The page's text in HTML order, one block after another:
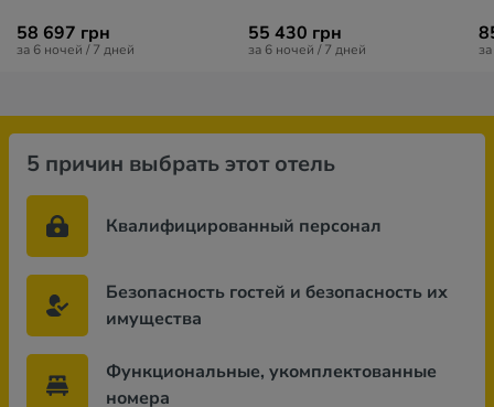
58 697 грн
за 6 ночей / 7 дней
55 430 грн
за 6 ночей / 7 дней
5 причин выбрать этот отель
Квалифицированный персонал
Безопасность гостей и безопасность их
имущества
Функциональные, укомплектованные
номера